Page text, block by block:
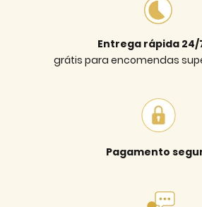
Entrega rápida 24/
grátis para encomendas
Pagamento